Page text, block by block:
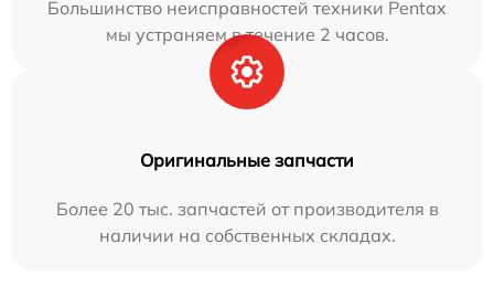
Большинство неисправностей техники Pentax
мы устраняем в течение 2 часов.
Оригинальные запчасти
Более 20 тыс. запчастей от производителя в
наличии на собственных складах.